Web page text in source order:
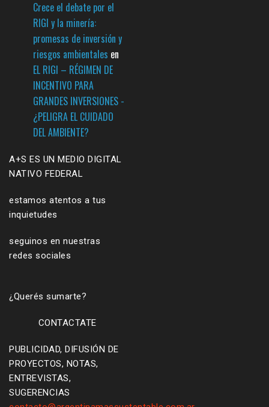
Crece el debate por el
RIGI y la minería:
promesas de inversión y
riesgos ambientales en
EL RIGI – RÉGIMEN DE
INCENTIVO PARA
GRANDES INVERSIONES -
¿PELIGRA EL CUIDADO
DEL AMBIENTE?
A+S ES UN MEDIO DIGITAL
NATIVO FEDERAL
estamos atentos a tus
inquietudes
seguinos en nuestras
redes sociales
¿Querés sumarte?
CONTACTATE
PUBLICIDAD, DIFUSIÓN DE
PROYECTOS, NOTAS,
ENTREVISTAS,
SUGERENCIAS